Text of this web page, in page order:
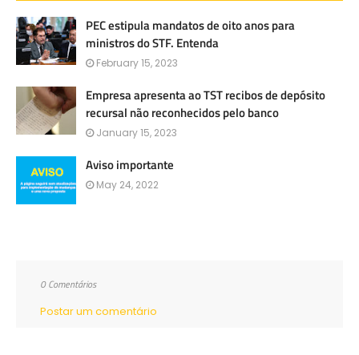
PEC estipula mandatos de oito anos para
ministros do STF. Entenda
February 15, 2023
Empresa apresenta ao TST recibos de depósito
recursal não reconhecidos pelo banco
January 15, 2023
Aviso importante
May 24, 2022
0 Comentários
Postar um comentário